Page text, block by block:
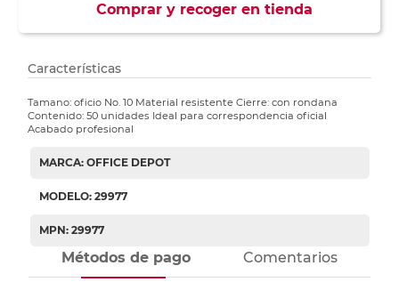
Comprar y recoger en tienda
Características
Tamano: oficio No. 10 Material resistente Cierre: con rondana
Contenido: 50 unidades Ideal para correspondencia oficial
Acabado profesional
MARCA: OFFICE DEPOT
MODELO: 29977
MPN: 29977
Métodos de pago Comentarios